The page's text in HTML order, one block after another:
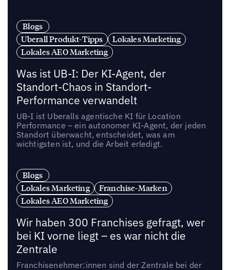
Blogs
Uberall Produkt-Tipps
Lokales Marketing
Lokales AEO Marketing
Was ist UB-I: Der KI-Agent, der
Standort-Chaos in Standort-
Performance verwandelt
UB-I ist Uberalls agentische KI für Location
Performance – ein autonomer KI-Agent, der jeden
Standort überwacht, entscheidet, was am
wichtigsten ist, und die Arbeit erledigt.
Blogs
Lokales Marketing
Franchise-Marken
Lokales AEO Marketing
Wir haben 300 Franchises gefragt, wer
bei KI vorne liegt – es war nicht die
Zentrale
Franchisenehmer:innen sind der Zentrale bei der